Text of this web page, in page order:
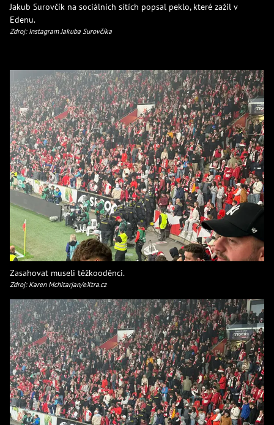
Jakub Surovčík na sociálních sítích popsal peklo, které zažil v
Edenu.
Zdroj: Instagram Jakuba Surovčíka
Zasahovat museli těžkooděnci.
Zdroj: Karen Mchitarjan/eXtra.cz